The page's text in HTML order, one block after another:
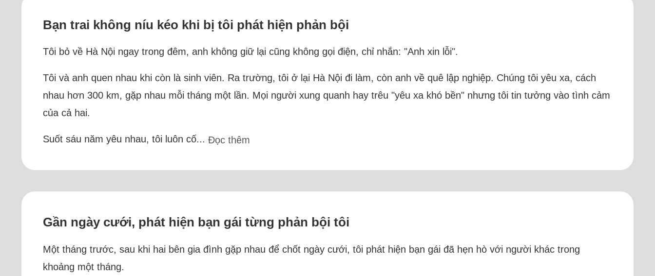
Bạn trai không níu kéo khi bị tôi phát hiện phản bội
Tôi bỏ về Hà Nội ngay trong đêm, anh không giữ lại cũng không gọi điện, chỉ nhắn: "Anh xin lỗi".
Tôi và anh quen nhau khi còn là sinh viên. Ra trường, tôi ở lại Hà Nội đi làm, còn anh về quê lập nghiệp. Chúng tôi yêu xa, cách
nhau hơn 300 km, gặp nhau mỗi tháng một lần. Mọi người xung quanh hay trêu "yêu xa khó bền" nhưng tôi tin tưởng vào tình cảm
của cả hai.
Suốt sáu năm yêu nhau, tôi luôn cố... Đọc thêm
Gần ngày cưới, phát hiện bạn gái từng phản bội tôi
Một tháng trước, sau khi hai bên gia đình gặp nhau để chốt ngày cưới, tôi phát hiện bạn gái đã hẹn hò với người khác trong
khoảng một tháng.